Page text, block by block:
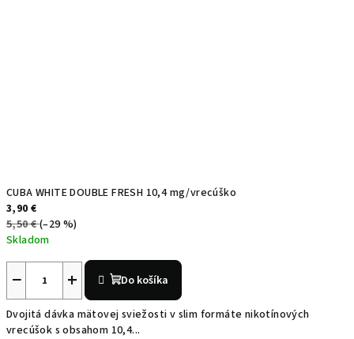
CUBA WHITE DOUBLE FRESH 10,4 mg/vrecúško
3,90 €
5,50 €(–29 %)
Skladom
+
− Do košíka
Dvojitá dávka mätovej sviežosti v slim formáte nikotínových
vrecúšok s obsahom 10,4...